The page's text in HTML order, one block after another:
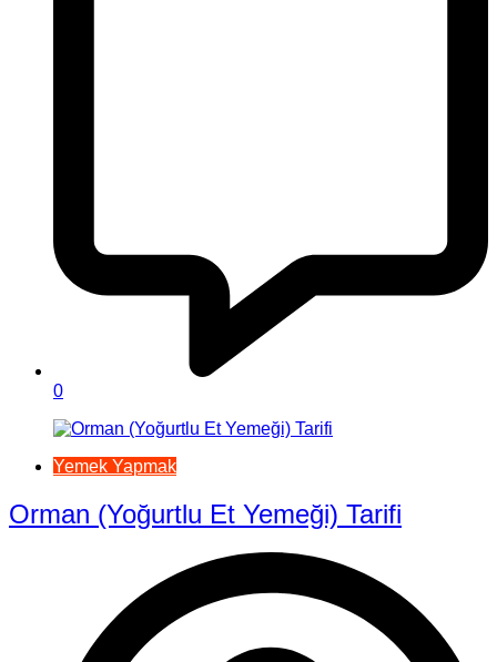
0
Yemek Yapmak
Orman (Yoğurtlu Et Yemeği) Tarifi